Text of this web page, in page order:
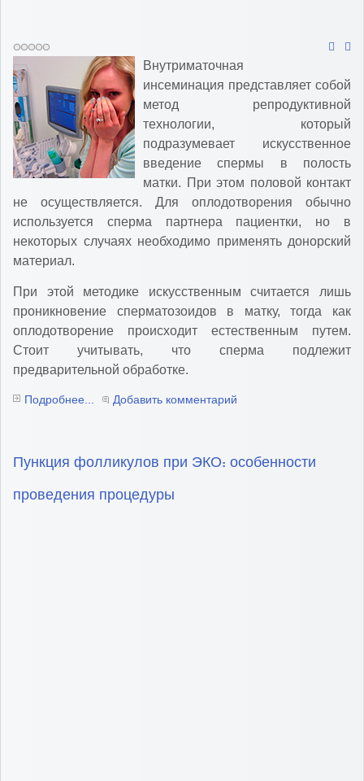
Внутриматочная
инсеминация представляет собой
метод репродуктивной
технологии, который
подразумевает искусственное
введение спермы в полость
матки. При этом половой контакт
не осуществляется. Для оплодотворения обычно
используется сперма партнера пациентки, но в
некоторых случаях необходимо применять донорский
материал.
При этой методике искусственным считается лишь
проникновение сперматозоидов в матку, тогда как
оплодотворение происходит естественным путем.
Стоит учитывать, что сперма подлежит
предварительной обработке.
Подробнее... Добавить комментарий
Пункция фолликулов при ЭКО: особенности
проведения процедуры